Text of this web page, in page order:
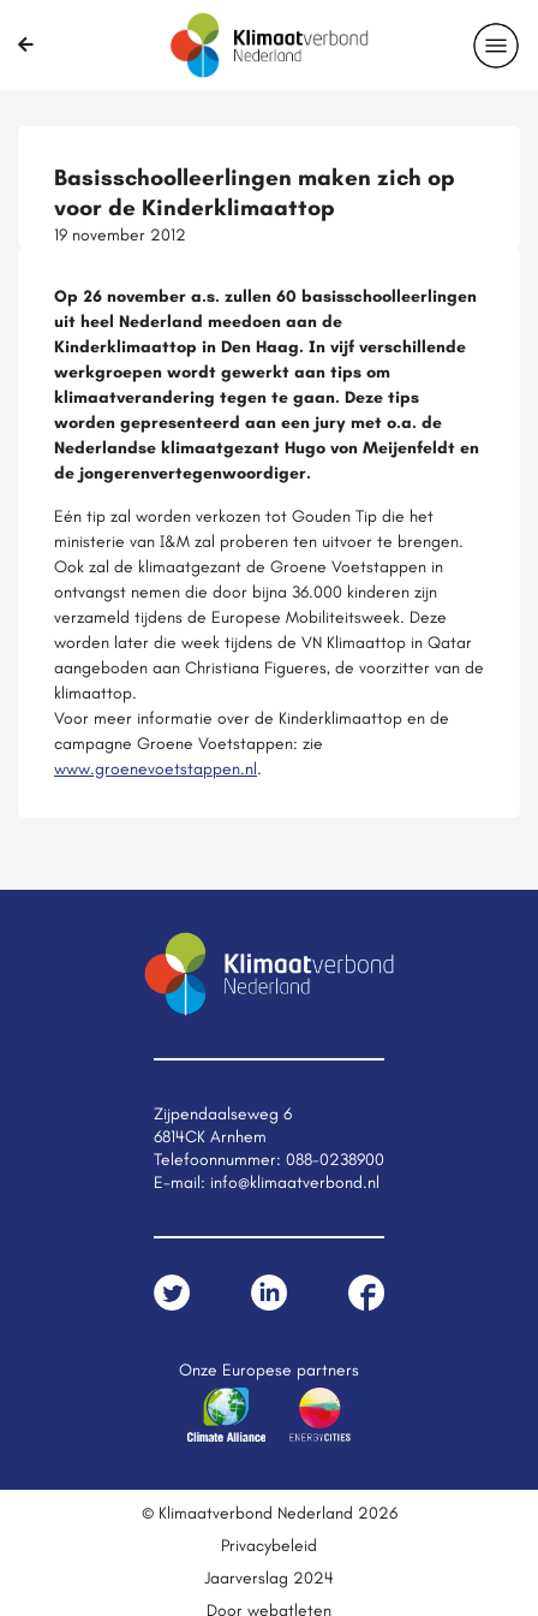
Basisschoolleerlingen maken zich op
voor de Kinderklimaattop
19 november 2012
Op 26 november a.s. zullen 60 basisschoolleerlingen
uit heel Nederland meedoen aan de
Kinderklimaattop in Den Haag. In vijf verschillende
werkgroepen wordt gewerkt aan tips om
klimaatverandering tegen te gaan. Deze tips
worden gepresenteerd aan een jury met o.a. de
Nederlandse klimaatgezant Hugo von Meijenfeldt en
de jongerenvertegenwoordiger.
Eén tip zal worden verkozen tot Gouden Tip die het
ministerie van I&M zal proberen ten uitvoer te brengen.
Ook zal de klimaatgezant de Groene Voetstappen in
ontvangst nemen die door bijna 36.000 kinderen zijn
verzameld tijdens de Europese Mobiliteitsweek. Deze
worden later die week tijdens de VN Klimaattop in Qatar
aangeboden aan Christiana Figueres, de voorzitter van de
klimaattop.
Voor meer informatie over de Kinderklimaattop en de
campagne Groene Voetstappen: zie
www.groenevoetstappen.nl.
Zijpendaalseweg 6
6814CK Arnhem
Telefoonnummer: 088-0238900
E-mail: info@klimaatverbond.nl
Onze Europese partners
© Klimaatverbond Nederland 2026
Privacybeleid
Jaarverslag 2024
Door webatleten